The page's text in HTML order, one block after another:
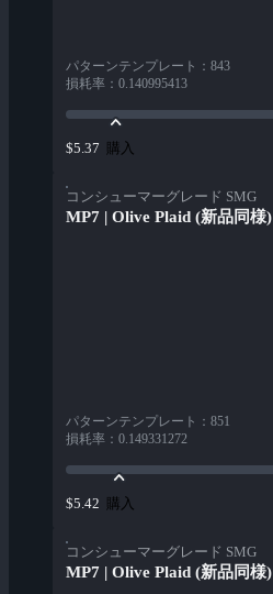
パターンテンプレート ： 843
損耗率 ： 0.140995413
$5.37 購入
コンシューマーグレード SMG
MP7 | Olive Plaid (新品同様)
パターンテンプレート ： 851
損耗率 ： 0.149331272
$5.42 購入
コンシューマーグレード SMG
MP7 | Olive Plaid (新品同様)